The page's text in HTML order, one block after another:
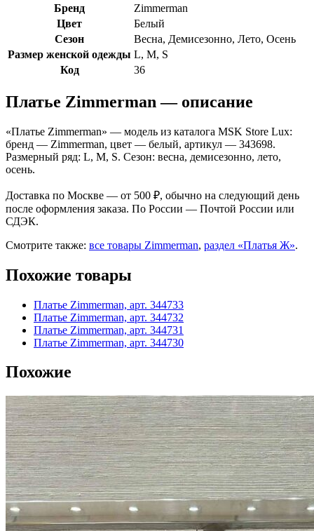
Бренд
Zimmerman
Цвет
Белый
Сезон
Весна, Демисезонно, Лето, Осень
Размер женской одежды L, M, S
Код
36
Платье Zimmerman — описание
«Платье Zimmerman» — модель из каталога MSK Store Lux:
бренд — Zimmerman, цвет — белый, артикул — 343698.
Размерный ряд: L, M, S. Сезон: весна, демисезонно, лето,
осень.
Доставка по Москве — от 500 ₽, обычно на следующий день
после оформления заказа. По России — Почтой России или
СДЭК.
Смотрите также: все товары Zimmerman, раздел «Платья Ж».
Похожие товары
Платье Zimmerman, арт. 344733
Платье Zimmerman, арт. 344732
Платье Zimmerman, арт. 344731
Платье Zimmerman, арт. 344730
Похожие